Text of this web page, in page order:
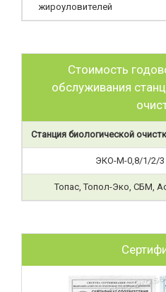
жироуловителей
Стоимость
обслуживания
Станция биологической
ЭКО-М-0,8/1/2/3
Топас, Топол-Эко, СБМ,